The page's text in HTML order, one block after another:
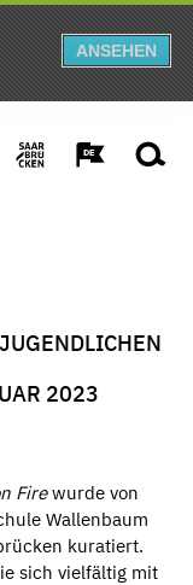
ANSEHEN
2023
Firewurde von
Wallenbaum
kuratiert.
sich vielfältig mit